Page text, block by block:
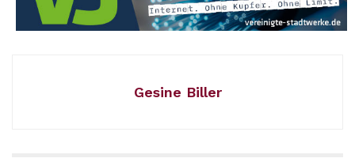
Gesine Biller